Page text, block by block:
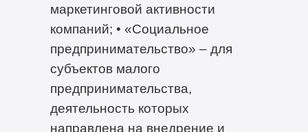
маркетинговой активности
компаний; • «Социальное
предпринимательство» – для
субъектов малого
предпринимательства,
деятельность которых
направлена на внедрение и